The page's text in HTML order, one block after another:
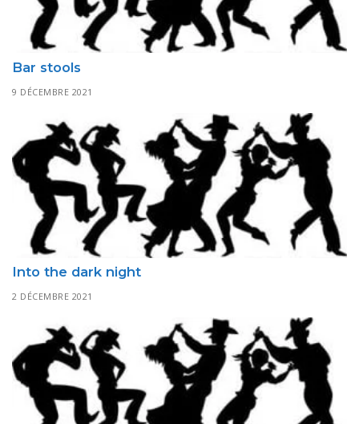
Bar stools
9 DÉCEMBRE 2021
Into the dark night
2 DÉCEMBRE 2021